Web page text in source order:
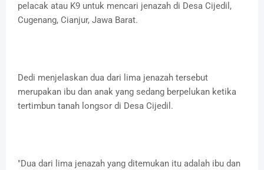
pelacak atau K9 untuk mencari jenazah di Desa Cijedil,
Cugenang, Cianjur, Jawa Barat.
Dedi menjelaskan dua dari lima jenazah tersebut
merupakan ibu dan anak yang sedang berpelukan ketika
tertimbun tanah longsor di Desa Cijedil.
"Dua dari lima jenazah yang ditemukan itu adalah ibu dan